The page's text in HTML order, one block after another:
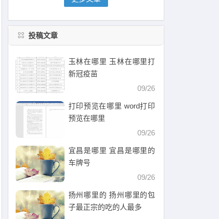
投稿文章
玉林在哪里 玉林在哪里打
新冠疫苗
09/26
打印预览在哪里 word打印
预览在哪里
09/26
宜昌是哪里 宜昌是哪里的
车牌号
09/26
扬州哪里的 扬州哪里的包
子最正宗的吃的人最多